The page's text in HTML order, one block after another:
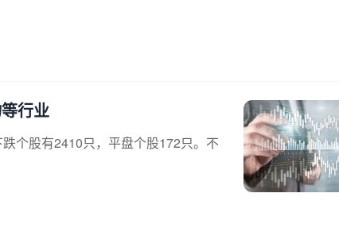
行业
个股有2410只，平盘个股172只。不